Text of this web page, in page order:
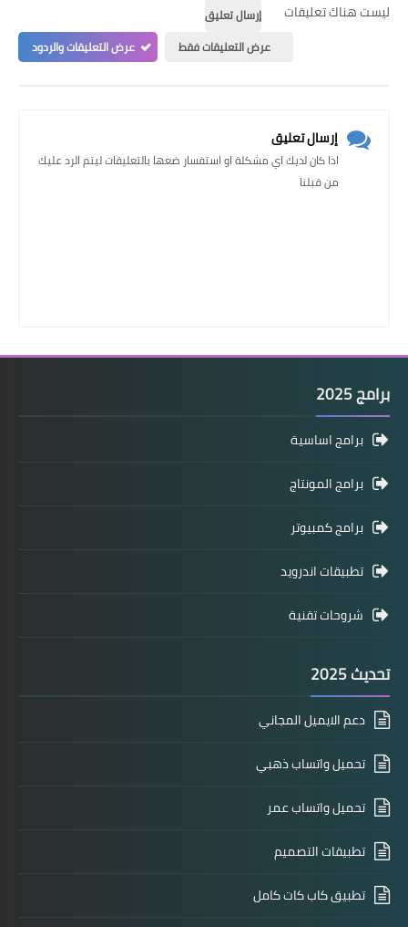
ليست هناك تعليقات
إرسال تعليق
عرض التعليقات فقط
عرض التعليقات والردود
إرسال تعليق
اذا كان لديك اي مشكلة او استفسار ضعها بالتعليقات ليتم الرد عليك
من قبلنا
برامج 2025
برامج اساسية
برامج المونتاج
برامج كمبيوتر
تطبيقات اندرويد
شروحات تقنية
تحديث 2025
دعم الايميل المجاني
تحميل واتساب ذهبي
تحميل واتساب عمر
تطبيقات التصميم
تطبيق كاب كات كامل